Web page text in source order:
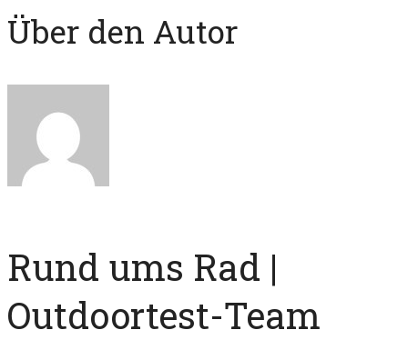
Über den Autor
Rund ums Rad |
Outdoortest-Team